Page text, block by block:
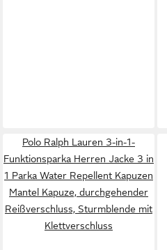
Polo Ralph Lauren 3-in-1-
Funktionsparka Herren Jacke 3 in
1 Parka Water Repellent Kapuzen
Mantel Kapuze, durchgehender
Reißverschluss, Sturmblende mit
Klettverschluss